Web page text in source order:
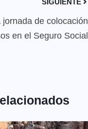
jornada de colocación
en el Seguro Social